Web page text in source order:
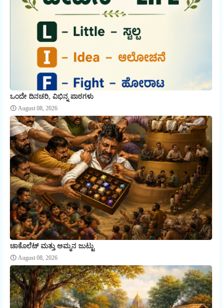
ಒಂದೇ ದಿನಚರಿ, ವಿಭಿನ್ನ ಪಾಠಗಳು
August 08, 2026
ಚಾಕೊಲೆಟ್ ಮತ್ತು ಅಮ್ಮನ ಜುಟ್ಟು
August 08, 2026